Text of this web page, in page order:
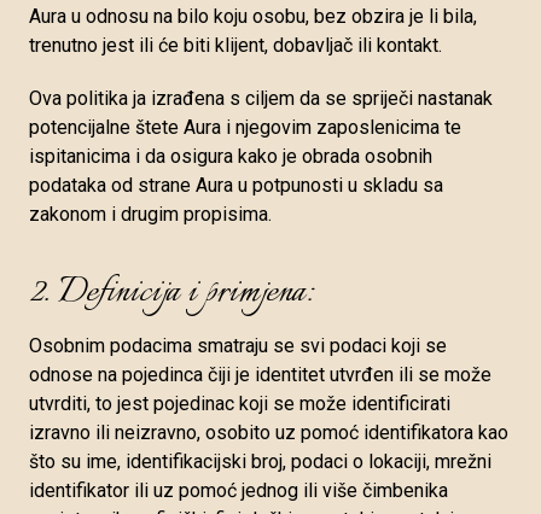
Aura u odnosu na bilo koju osobu, bez obzira je li bila,
trenutno jest ili će biti klijent, dobavljač ili kontakt.
Ova politika ja izrađena s ciljem da se spriječi nastanak
potencijalne štete Aura i njegovim zaposlenicima te
ispitanicima i da osigura kako je obrada osobnih
podataka od strane Aura u potpunosti u skladu sa
zakonom i drugim propisima.
2. Definicija i primjena:
Osobnim podacima smatraju se svi podaci koji se
odnose na pojedinca čiji je identitet utvrđen ili se može
utvrditi, to jest pojedinac koji se može identificirati
izravno ili neizravno, osobito uz pomoć identifikatora kao
što su ime, identifikacijski broj, podaci o lokaciji, mrežni
identifikator ili uz pomoć jednog ili više čimbenika